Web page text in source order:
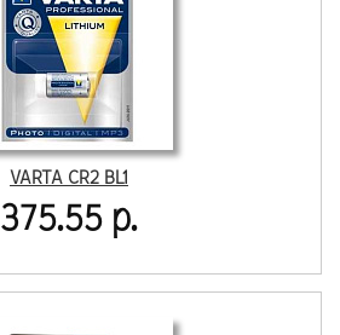
VARTA CR2 BL1
375.55 р.